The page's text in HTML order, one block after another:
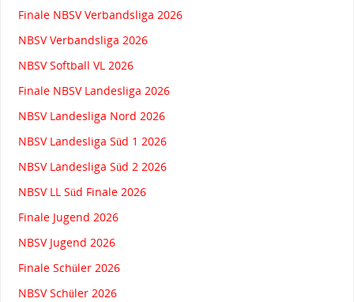
Finale NBSV Verbandsliga 2026
NBSV Verbandsliga 2026
NBSV Softball VL 2026
Finale NBSV Landesliga 2026
NBSV Landesliga Nord 2026
NBSV Landesliga Süd 1 2026
NBSV Landesliga Süd 2 2026
NBSV LL Süd Finale 2026
Finale Jugend 2026
NBSV Jugend 2026
Finale Schüler 2026
NBSV Schüler 2026